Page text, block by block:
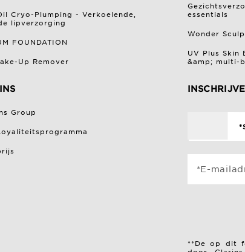
Cryo-Plumping - Verkoelende,
lipverzorging
FOUNDATION
Up Remover
essentials
Wonder
UV Plus Skin
&amp; multi-
Group
*E-
**De op dit